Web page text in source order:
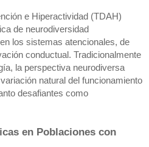
e Hiperactividad (TDAH)
de neurodiversidad
los sistemas atencionales, de
conductual. Tradicionalmente
la perspectiva neurodiversa
natural del funcionamiento
desafiantes como
en Poblaciones con